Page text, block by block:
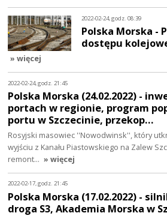
2022-02-24, godz. 08:39
Polska Morska -
dostępu
» więcej
2022-02-24, godz. 21:45
Polska Morska (24.02.2022) -
portach w regionie, program
portu w Szczecinie, przekop…
Rosyjski masowiec ''Nowodwinsk'', który
wyjściu z Kanału Piastowskiego na Zalew
remont… » więcej
2022-02-17, godz. 21:45
Polska Morska (17.02.2022) -
droga S3, Akademia Morska w